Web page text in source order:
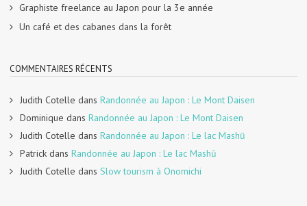
Graphiste freelance au Japon pour la 3e année
Un café et des cabanes dans la forêt
COMMENTAIRES RÉCENTS
Judith Cotelle dans Randonnée au Japon : Le Mont Daisen
Dominique dans Randonnée au Japon : Le Mont Daisen
Judith Cotelle dans Randonnée au Japon : Le lac Mashū
Patrick dans Randonnée au Japon : Le lac Mashū
Judith Cotelle dans Slow tourism à Onomichi